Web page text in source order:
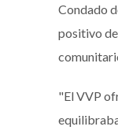
Condado
positivo
"El VVP